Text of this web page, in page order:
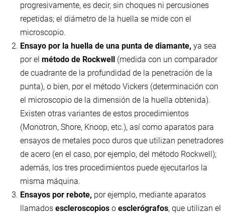
progresivamente, es decir, sin choques ni percusiones
repetidas; el diámetro de la huella se mide con el
microscopio.
Ensayo por la huella de una punta de diamante, ya sea
por el método de Rockwell
(medida con un comparador
de cuadrante de la profundidad de la penetración de la
punta), o bien, por el método Vickers (determinación con
el microscopio de la dimensión de la huella obtenida).
Existen otras variantes de estos procedimientos
(Monotron, Shore, Knoop, etc.), así como aparatos para
ensayos de metales poco duros que utilizan penetradores
de acero (en el caso, por ejemplo, del método Rockwell);
además, los tres procedimientos puede ejecutarlos la
misma máquina.
Ensayos por rebote, por ejemplo, mediante aparatos
llamados escleroscopios o esclerógrafos, que utilizan el